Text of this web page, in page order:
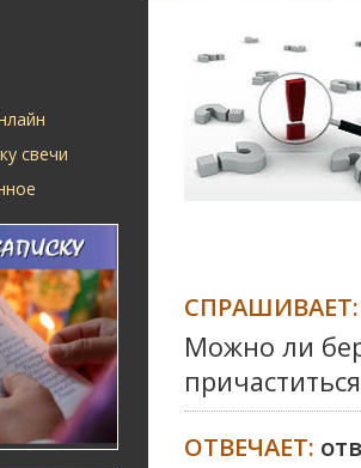
свечи
СПРАШИВАЕТ:
Можно ли
ОТВЕЧАЕТ: